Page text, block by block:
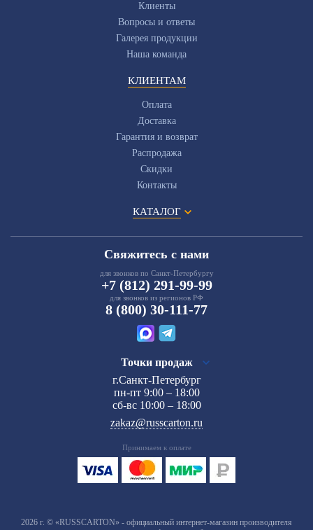
Клиенты
Вопросы и ответы
Галерея продукции
Наша команда
КЛИЕНТАМ
Оплата
Доставка
Гарантия и возврат
Распродажа
Скидки
Контакты
КАТАЛОГ
Свяжитесь с нами
для звонков по Санкт-Петербургу
+7 (812) 291-99-99
для звонков из регионов РФ
8 (800) 30-111-77
Точки продаж
г.Санкт-Петербург
пн-пт 9:00 – 18:00
сб-вс 10:00 – 18:00
zakaz@russcarton.ru
Принимаем к оплате
2026 г. © «RUSSCARTON» - официальный интернет-магазин производителя